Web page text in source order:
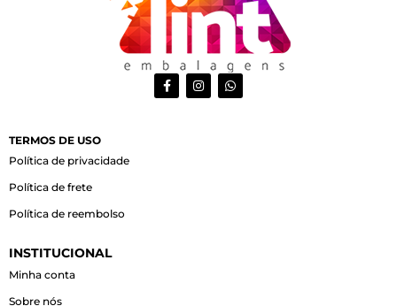
F
a
c
I
n
s
W
h
a
TERMOS DE USO
Política de privacidade
Política de frete
Política de reembolso
INSTITUCIONAL
Minha conta
Sobre nós